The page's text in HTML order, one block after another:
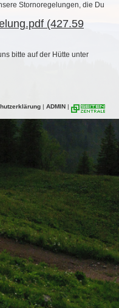
Stornoregelungen, die Du
(427.59
bitte auf der Hütte unter
| ADMIN |